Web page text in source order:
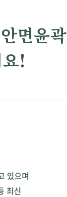
면윤곽
!
있으며
최신